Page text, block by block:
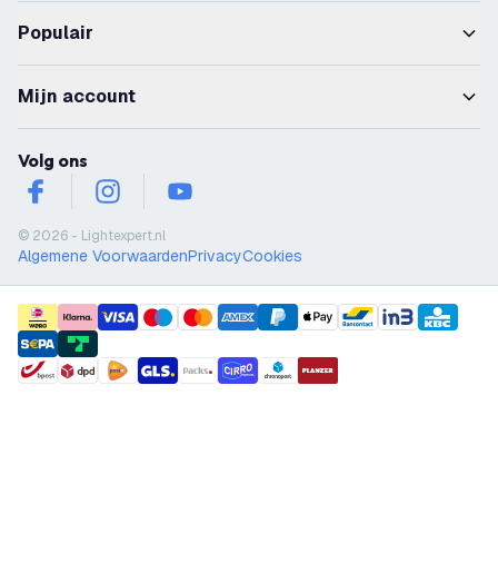
Populair
Mijn account
Volg ons
facebookinstagramyoutube
© 2026 - Lightexpert.nl
Algemene VoorwaardenPrivacyCookies
payment methods
shipment methods